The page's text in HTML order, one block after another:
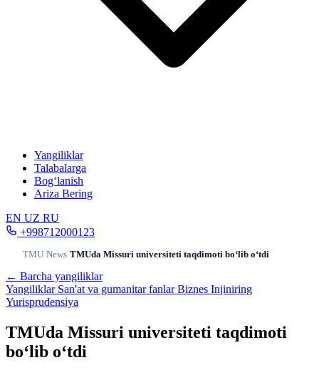
Yangiliklar
Talabalarga
Bog‘lanish
Ariza Bering
EN UZ RU
+998712000123
TMU/News/TMUda Missuri universiteti taqdimoti bo‘lib o‘tdi
← Barcha yangiliklar
Yangiliklar San'at va gumanitar fanlarBiznes Injiniring
Yurisprudensiya
TMUda Missuri universiteti taqdimoti
bo‘lib o‘tdi